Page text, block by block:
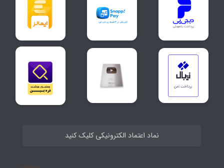
نماد اعتماد الکترونیکی کلیک کنید